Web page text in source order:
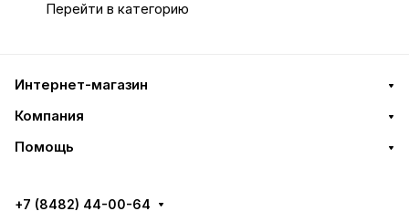
Перейти в категорию
Интернет-магазин
Компания
Помощь
+7 (8482) 44-00-64